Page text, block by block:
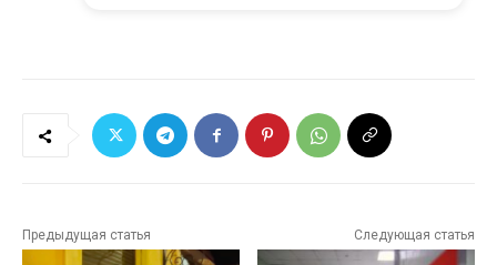
Предыдущая статья Следующая статья